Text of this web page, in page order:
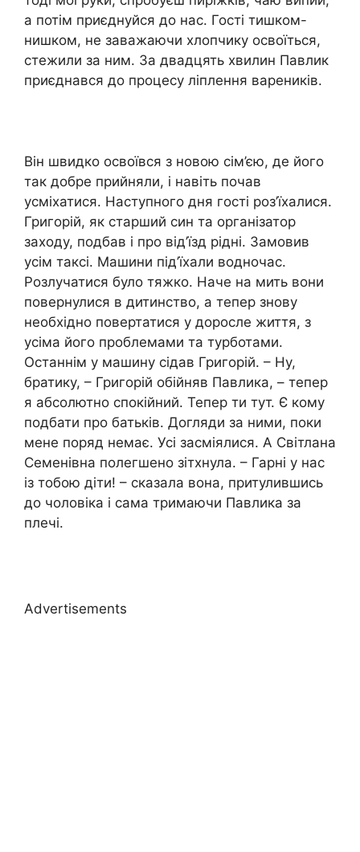
а потім приєднуйся до нас. Гості тишком-
нишком, не заважаючи хлопчику освоїться,
стежили за ним. За двадцять хвилин Павлик
приєднався до процесу ліплення вареників.
Він швидко освоївся з новою сім’єю, де його
так добре прийняли, і навіть почав
усміхатися. Наступного дня гості роз’їхалися.
Григорій, як старший син та організатор
заходу, подбав і про від’їзд рідні. Замовив
усім таксі. Машини під’їхали водночас.
Розлучатися було тяжко. Наче на мить вони
повернулися в дитинство, а тепер знову
необхідно повертатися у доросле життя, з
усіма його проблемами та турботами.
Останнім у машину сідав Григорій. – Ну,
братику, – Григорій обійняв Павлика, – тепер
я абсолютно спокійний. Тепер ти тут. Є кому
подбати про батьків. Догляди за ними, поки
мене поряд немає. Усі засміялися. А Світлана
Семенівна полегшено зітхнула. – Гарні у нас
із тобою діти! – сказала вона, притулившись
до чоловіка і сама тримаючи Павлика за
плечі.
Advertisements